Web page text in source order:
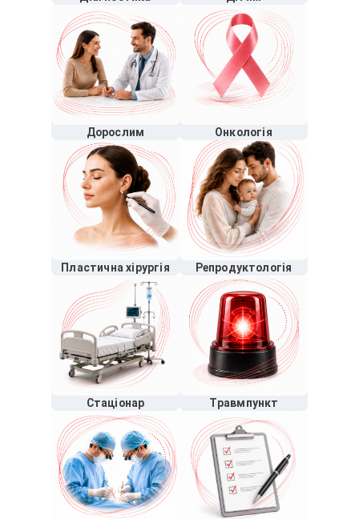
Дорослим Онкологія
Пластична хірургія Репродуктологія
Стаціонар Травмпункт